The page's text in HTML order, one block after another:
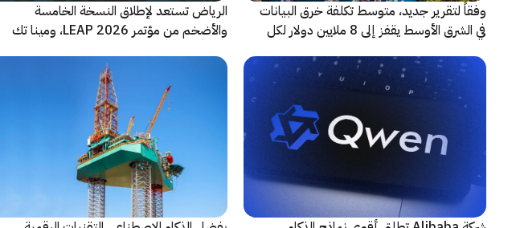
وفقاً لتقرير جديد، متوسط تكلفة خرق البيانات
في الشرق الأوسط يقفز إلى 8 ملايين دولار لكل
الرياض تستعد لإطلاق النسخة الخامسة
والأضخم من مؤتمر LEAP 2026، ومينا تك